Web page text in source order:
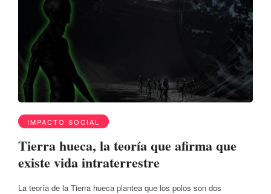
IMPACTO SOCIAL
Tierra hueca, la teoría que afirma que
existe vida intraterrestre
La teoría de la Tierra hueca plantea que los polos son dos